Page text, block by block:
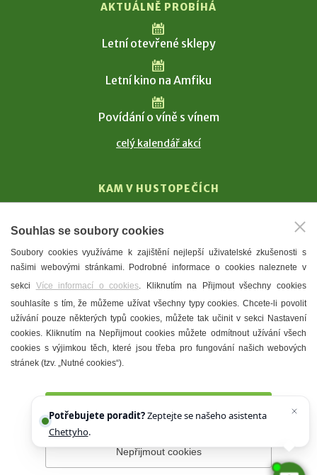
AKTUÁLNĚ PROBÍHÁ
Letní otevřené sklepy
Letní kino na Amfiku
Povídání o víně s vínem
celý kalendář akcí
KAM V HUSTOPEČÍCH
T. G. Masaryk
Mandloně
Ubytování
Restaurace
Městské muzeum a galerie
Denní meníčka
Prohlášení o přístupnosti Správce webu
Souhlas se soubory cookies
Soubory cookies využíváme k zajištění nejlepší uživatelské zkušenosti s
našimi webovými stránkami. Podrobné informace o cookies naleznete v
sekci Více informací o cookies. Kliknutím na Přijmout všechny cookies
souhlasíte s tím, že můžeme užívat všechny typy cookies. Chcete-li povolit
užívání pouze některých typů cookies, můžete tak učinit v sekci Nastavení
cookies. Kliknutím na Nepřijmout cookies můžete odmítnout užívání všech
cookies s výjimkou těch, které jsou třeba pro fungování našich webových
stránek (tzv. „Nutné cookies“).
Nepřijmout cookies
Potřebujete poradit?Zeptejte se našeho asistenta
Chettyho.